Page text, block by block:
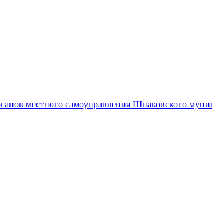
местного самоуправления Шпаковского